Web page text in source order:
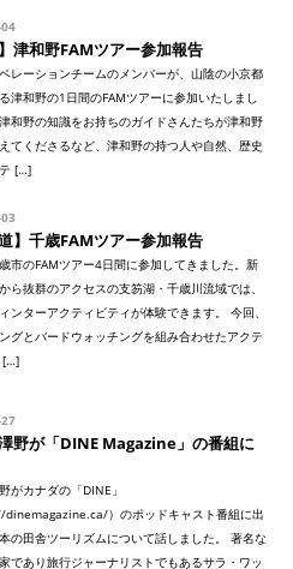
】津和野FAMツアー参加報告
レーションチームのメンバーが、山陰の小京都
津和野の1日間のFAMツアーに参加いたしまし
和野の知識をお持ちのガイドさんたちが津和野
てくださるなど、津和野の持つ人や自然、歴史
[…]
道】千歳FAMツアー参加報告
市のFAMツアー4日間に参加してきました。新
ら抜群のアクセスの支笏湖・千歳川流域では、
ンターアクティビティが体験できます。 今回、
グとバードウォッチングを組み合わせたアクテ
[…]
野が「DINE Magazine」の番組に
がカナダの「DINE」
dinemagazine.ca/）のポッドキャスト番組に出
の田舎ツーリズムについて話しました。 著名な
であり旅行ジャーナリストでもあるサラ・ワッ